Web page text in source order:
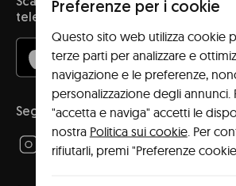
telefono!
Seguici!
Preferenze per i cookie
Questo sito web utilizza cookie
terze parti per analizzare e
navigazione e le preferenze,
personalizzazione degli annunci.
"accetta e naviga" accetti le
nostra Politica sui cookie. Per
rifiutarli, premi "Preferenze